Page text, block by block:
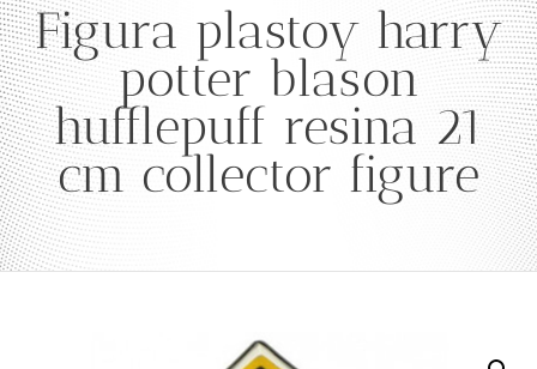
Figura plastoy harry
potter blason
hufflepuff resina 21
cm collector figure